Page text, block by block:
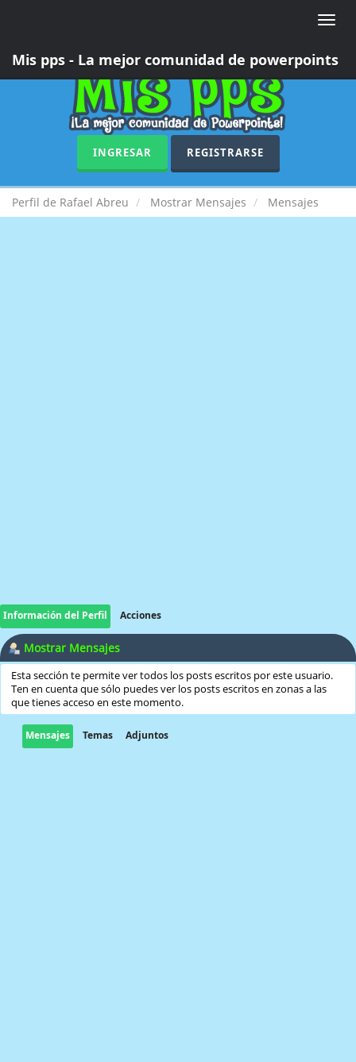
Toggle
Mis pps - La mejor comunidad de powerpoints
INGRESAR REGISTRARSE
Perfil de Rafael Abreu Mostrar Mensajes Mensajes
Información del Perfil Acciones
Mostrar Mensajes
Esta sección te permite ver todos los posts escritos por este usuario.
Ten en cuenta que sólo puedes ver los posts escritos en zonas a las
que tienes acceso en este momento.
Mensajes Temas Adjuntos